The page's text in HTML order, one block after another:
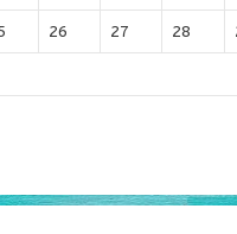
26 27 28